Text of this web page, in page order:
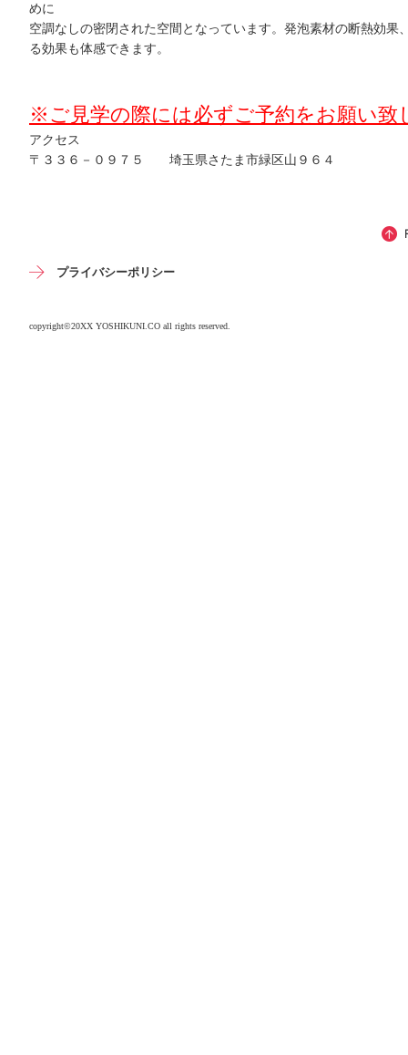
めに
空調なしの密閉された空間となっています。発泡素材の断熱効果
る効果も体感できます。
※ご見学の際には必ずご予約をお願い致
アクセス
〒３３６－０９７５ 埼玉県さたま市緑区山９６４
プライバシーポリシー
copyright©20XX YOSHIKUNI.CO all rights reserved.